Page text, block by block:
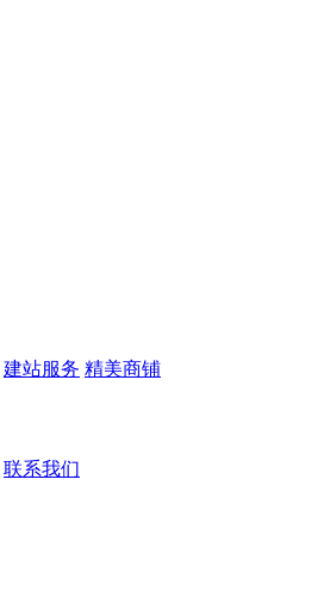
建站服务 精美商铺
联系我们